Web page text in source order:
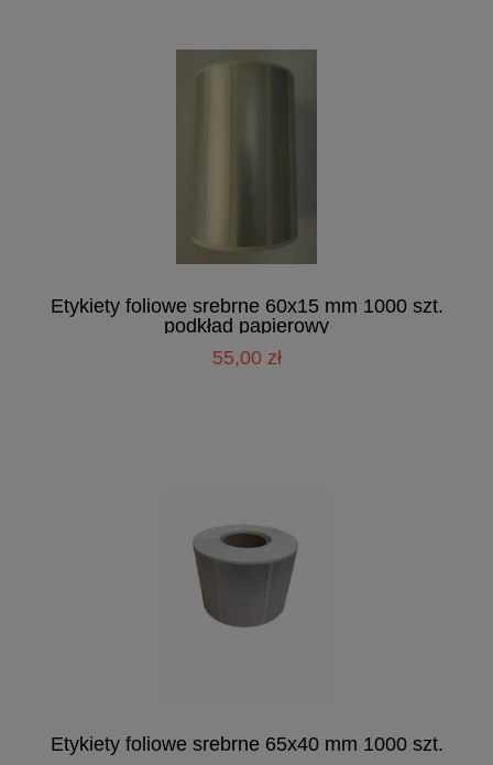
Etykiety foliowe srebrne 60x15 mm 1000 szt.
podkład papierowy
55,00 zł
Etykiety foliowe srebrne 65x40 mm 1000 szt.